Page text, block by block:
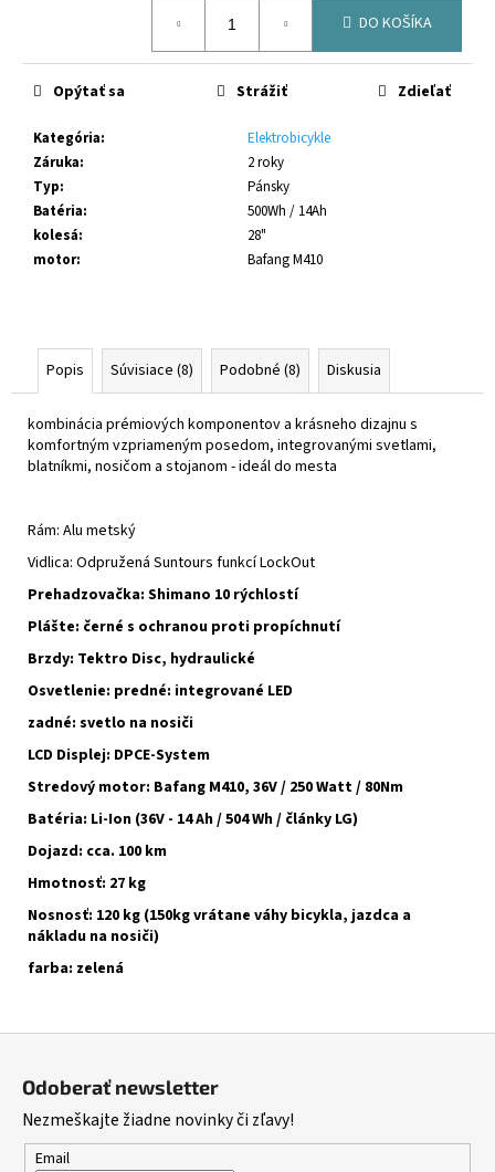
DO KOŠÍKA
Kategória:
Elektrobicykle
Záruka:
2 roky
Typ:
Pánsky
Batéria:
500Wh / 14Ah
kolesá:
28"
motor: Bafang M410
Opýtať sa Strážiť Zdieľať
Popis Súvisiace (8) Podobné (8) Diskusia
kombinácia prémiových komponentov a krásneho dizajnu s
komfortným vzpriameným posedom, integrovanými svetlami,
blatníkmi, nosičom a stojanom - ideál do mesta
Rám: Alu metský
Vidlica: Odpružená Suntours funkcí LockOut
Prehadzovačka: Shimano 10 rýchlostí
Plášte: černé s ochranou proti propíchnutí
Brzdy: Tektro Disc, hydraulické
Osvetlenie: predné: integrované LED
zadné: svetlo na nosiči
LCD Displej: DPCE-System
Stredový motor: Bafang M410, 36V / 250 Watt / 80Nm
Batéria: Li-Ion (36V - 14 Ah / 504 Wh / články LG)
Dojazd: cca. 100 km
Hmotnosť: 27 kg
Nosnosť: 120 kg (150kg vrátane váhy bicykla, jazdca a
nákladu na nosiči)
farba: zelená
CRUSSIS
FULL
11.11-
(800
WH)
AVINOX
2026
€4
790
Odoberať newsletter
Nezmeškajte žiadne novinky či zľavy!
Email